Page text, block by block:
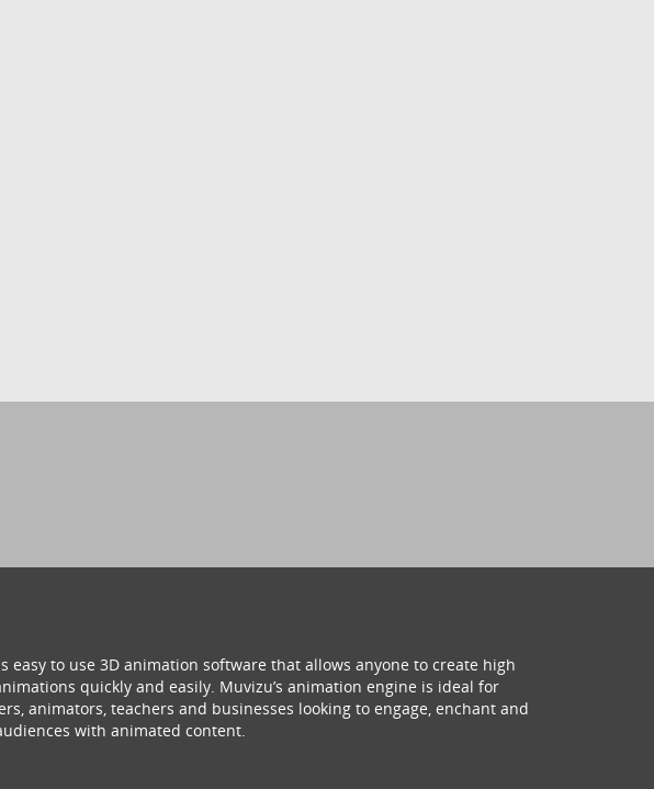
easy to use 3D animation software that allows anyone to create high
quickly and easily. Muvizu’s animation engine is ideal for
animators, teachers and businesses looking to engage, enchant and
with animated content.